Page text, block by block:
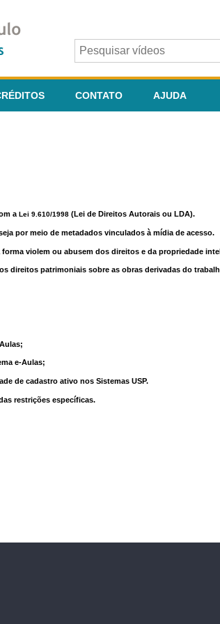
CONTATO AJUDA
a Lei 9.610/1998 (Lei de Direitos Autorais ou LDA).
por meio de metadados vinculados à mídia de acesso.
violem ou abusem dos direitos e da propriedade
direitos patrimoniais sobre as obras derivadas do
e-Aulas;
de cadastro ativo nos Sistemas USP.
restrições específicas.